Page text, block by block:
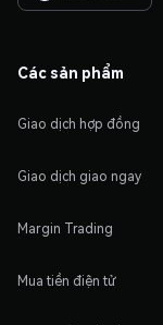
Các sản phẩm
Giao dịch hợp đồng
Giao dịch giao ngay
Margin Trading
Mua tiền điện tử